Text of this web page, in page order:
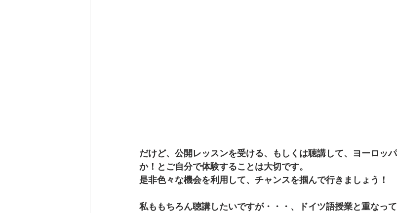
だけど、公開レッスンを受ける、もしくは聴講して、ヨーロッ
か！とご自分で体験することは大切です。
是非色々な機会を利用して、チャンスを掴んで行きましょう！
私ももちろん聴講したいですが・・・、ドイツ語授業と重なって